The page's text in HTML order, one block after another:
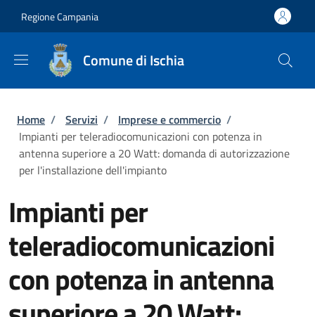
Regione Campania
Comune di Ischia
Briciole di pane
Home / Servizi / Imprese e commercio /
Impianti per teleradiocomunicazioni con potenza in
antenna superiore a 20 Watt: domanda di autorizzazione
per l'installazione dell'impianto
Impianti per
teleradiocomunicazioni
con potenza in antenna